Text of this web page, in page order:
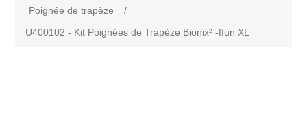
Poignée de trapèze
/
U400102 - Kit Poignées de Trapèze Bionix² -Ifun XL